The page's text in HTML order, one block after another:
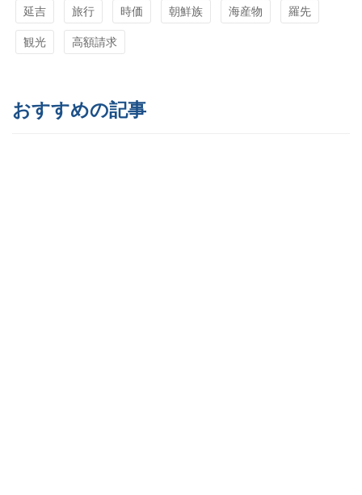
延吉 旅行 時価 朝鮮族 海産物 羅先
観光 高額請求
おすすめの記事